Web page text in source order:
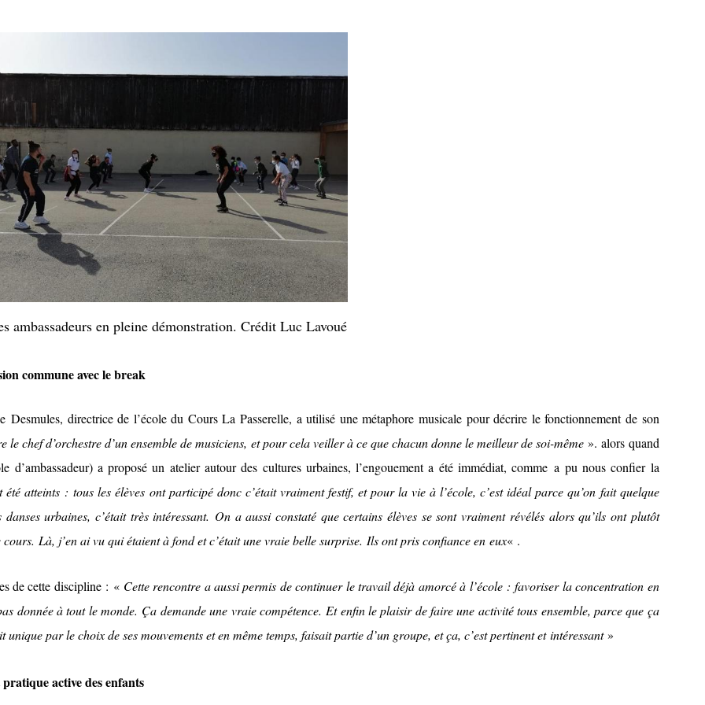
ambassadeurs en pleine démonstration. Crédit Luc Lavoué
commune avec le break
directrice de l’école du Cours La Passerelle, a utilisé une métaphore musicale pour décrire le fonctionnement de son
chef d’orchestre d’un ensemble de musiciens, et pour cela veiller à ce que chacun donne le meilleur de soi-même ». alors quand
d’ambassadeur) a proposé un atelier autour des cultures urbaines, l’engouement a été immédiat, comme a pu nous confier la
atteints : tous les élèves ont participé donc c’était vraiment festif, et pour la vie à l’école, c’est idéal parce qu’on fait quelque
urbaines, c’était très intéressant. On a aussi constaté que certains élèves se sont vraiment révélés alors qu’ils ont plutôt
Là, j’en ai vu qui étaient à fond et c’était une vraie belle surprise. Ils ont pris confiance en eux« .
de cette discipline : «Cette rencontre a aussi permis de continuer le travail déjà amorcé à l’école : favoriser la concentration en
donnée à tout le monde. Ça demande une vraie compétence. Et enfin le plaisir de faire une activité tous ensemble, parce que ça
par le choix de ses mouvements et en même temps, faisait partie d’un groupe, et ça, c’est pertinent etintéressant»
active des enfants